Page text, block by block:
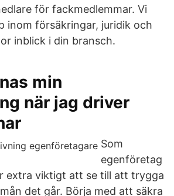
för fackmedlemmar. Vi
inom försäkringar, juridik och
inblick i din bransch.
min
när jag driver
Som
egenföretag
extra viktigt att se till att trygga
det går. Börja med att säkra